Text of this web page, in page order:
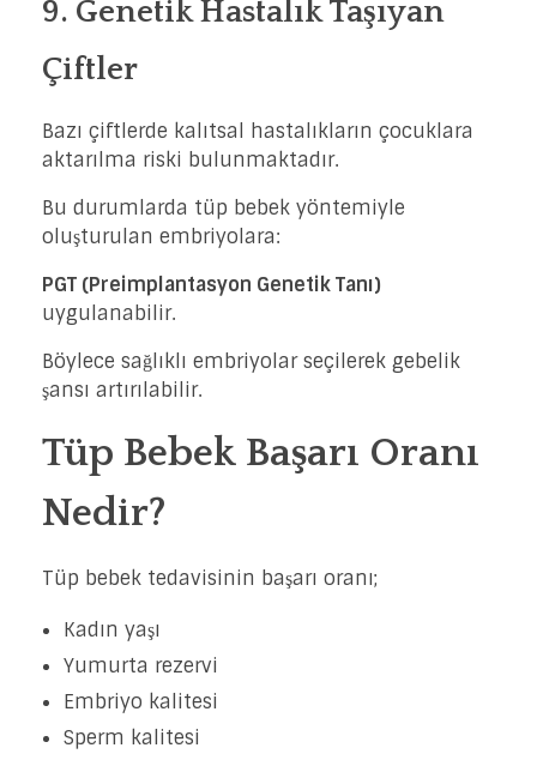
9. Genetik Hastalık Taşıyan
Çiftler
Bazı çiftlerde kalıtsal hastalıkların çocuklara
aktarılma riski bulunmaktadır.
Bu durumlarda tüp bebek yöntemiyle
oluşturulan embriyolara:
PGT (Preimplantasyon Genetik Tanı)
uygulanabilir.
Böylece sağlıklı embriyolar seçilerek gebelik
şansı artırılabilir.
Tüp Bebek Başarı Oranı
Nedir?
Tüp bebek tedavisinin başarı oranı;
Kadın yaşı
Yumurta rezervi
Embriyo kalitesi
Sperm kalitesi